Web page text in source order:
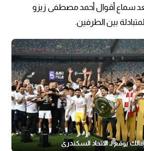
سماع أقوال أحمد مصطفى زيزو
بين الطرفين.
يوقع لـ الاتحاد السكندري